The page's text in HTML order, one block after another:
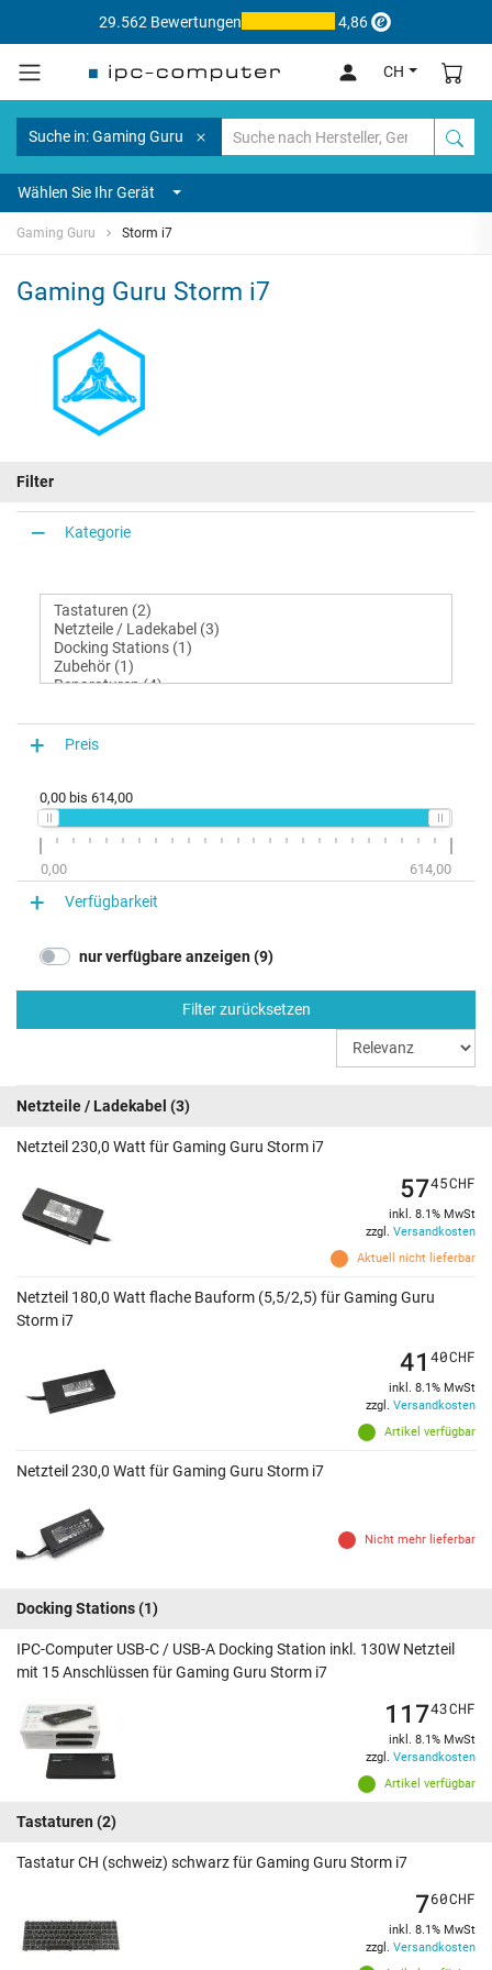
29.562 Bewertungen 4,86
CH
Suche in: Gaming Guru
Wählen Sie Ihr Gerät
Gaming Guru Storm i7
Gaming Guru Storm i7
Filter
Kategorie
Preis
0,00 bis 614,00
0,00 614,00
Verfügbarkeit
nur verfügbare anzeigen (9)
Filter zurücksetzen
Netzteile / Ladekabel (3)
Netzteil 230,0 Watt für Gaming Guru Storm i7
Aktuell nicht lieferbar
5745CHF
inkl. 8.1% MwSt
zzgl. Versandkosten
Netzteil 180,0 Watt flache Bauform (5,5/2,5) für Gaming Guru
Storm i7
Artikel verfügbar
41 40CHF
inkl. 8.1% MwSt
zzgl. Versandkosten
Netzteil 230,0 Watt für Gaming Guru Storm i7
Nicht mehr lieferbar
Docking Stations(1)
IPC-Computer USB-C / USB-A Docking Station inkl. 130W Netzteil
mit 15 Anschlüssen für Gaming Guru Storm i7
Artikel verfügbar
11743CHF
inkl. 8.1% MwSt
zzgl. Versandkosten
Tastaturen (2)
Tastatur CH (schweiz) schwarz für Gaming Guru Storm i7
760CHF
inkl. 8.1% MwSt
zzgl. Versandkosten